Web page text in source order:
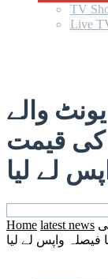
TV
Live
حکومت نے 200 یونٹ والے
کی قیمت
لے لیا
Home latest news
فیصلہ واپس لے لیا